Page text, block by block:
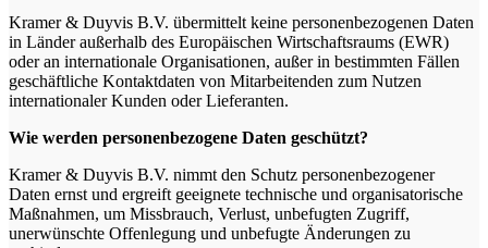
Kramer & Duyvis B.V. übermittelt keine personenbezogenen Daten
in Länder außerhalb des Europäischen Wirtschaftsraums (EWR)
oder an internationale Organisationen, außer in bestimmten Fällen
geschäftliche Kontaktdaten von Mitarbeitenden zum Nutzen
internationaler Kunden oder Lieferanten.
Wie werden personenbezogene Daten geschützt?
Kramer & Duyvis B.V. nimmt den Schutz personenbezogener
Daten ernst und ergreift geeignete technische und organisatorische
Maßnahmen, um Missbrauch, Verlust, unbefugten Zugriff,
unerwünschte Offenlegung und unbefugte Änderungen zu